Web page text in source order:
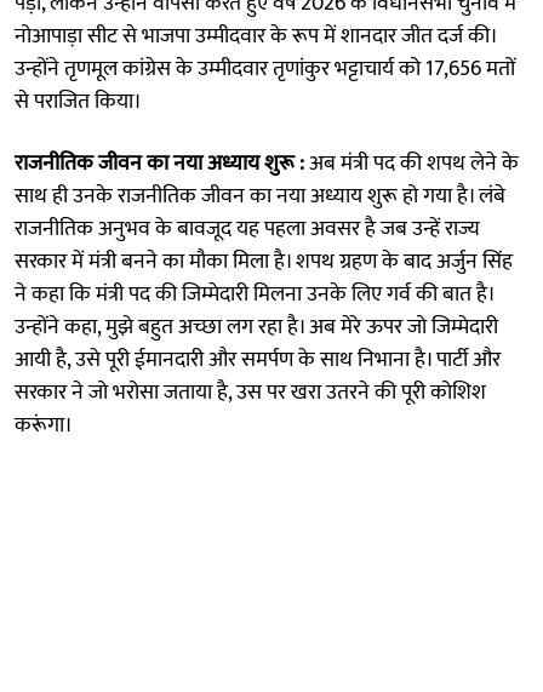
नोआपाड़ा सीट से भाजपा उम्मीदवार के रूप में शानदार जीत दर्ज की।
उन्होंने तृणमूल कांग्रेस के उम्मीदवार तृणांकुर भट्टाचार्य को 17,656 मतों
से पराजित किया।
राजनीतिक जीवन का नया अध्याय शुरू :अब मंत्री पद की शपथ लेने के
साथ ही उनके राजनीतिक जीवन का नया अध्याय शुरू हो गया है। लंबे
राजनीतिक अनुभव के बावजूद यह पहला अवसर है जब उन्हें राज्य
सरकार में मंत्री बनने का मौका मिला है। शपथ ग्रहण के बाद अर्जुन सिंह
ने कहा कि मंत्री पद की जिम्मेदारी मिलना उनके लिए गर्व की बात है।
उन्होंने कहा, मुझे बहुत अच्छा लग रहा है। अब मेरे ऊपर जो जिम्मेदारी
आयी है, उसे पूरी ईमानदारी और समर्पण के साथ निभाना है। पार्टी और
सरकार ने जो भरोसा जताया है, उस पर खरा उतरने की पूरी कोशिश
करूंगा।